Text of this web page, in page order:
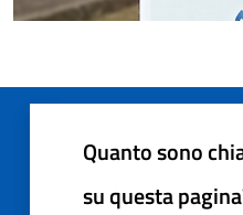
Quanto sono
su questa